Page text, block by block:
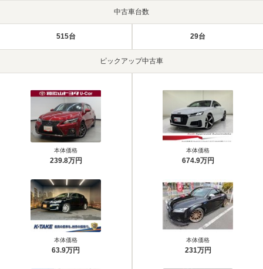
中古車台数
515台 29台
ピックアップ中古車
本体価格
239.8万円
本体価格
63.9万円
本体価格
674.9万円
本体価格
231万円